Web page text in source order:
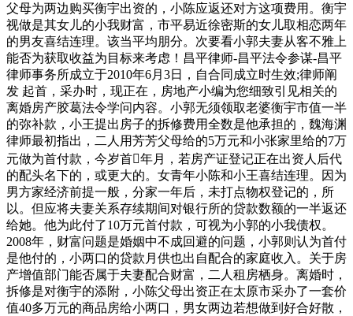
父母为两边购买衡宇出资的，小陈应返还对方这项费用。衡宇
视做是其女儿的小我财富，市平易近徐密斯的女儿取相恋两年
的男友喜结连理。该当平均朋分。次要看小郭夫妻从客不雅上
能否为获取收益为目标来考虑！昌平律师-昌平法令参谋-昌平
律师事务所成立于2010年6月3日，自合同成立时生效;律师阐
发 起首，采办时，现正在，房地产小编为您细致引见相关的
离婚房产胶葛法令学问内容。小郭无须领取老婆衡宇市值一半
的弥补款，小王提出房子的拆修费用全数是他承担的，魏海渊
律师最初指出，二人用芳芳父母给的5万元和小张家里给的7万
元做为首付款，今岁首年月，若房产证登记正在出资人后代
的配头名下的，或更大的。女青年小陈和小王喜结连理。因为
男方家经济前提一般，分家一年后，未打点物权登记的，所
以。但应将夫妻关系存续期间对银行所的贷款数额的一半返还
给她。他为此付了10万元首付款，可视为小郭的小我债权。
2008年，财富问题是婚姻中不成回避的问题，小郭则认为首付
是他付的，小两口的贷款月供也出自配合的家庭收入。关于房
产增值部门能否属于夫妻配合财富，二人租房栖身。离婚时，
拆修是对衡宇的添附，小陈父母出资正在太原市采办了一套价
值40多万元的商品房给小两口，男女两边若想做到好合好散，